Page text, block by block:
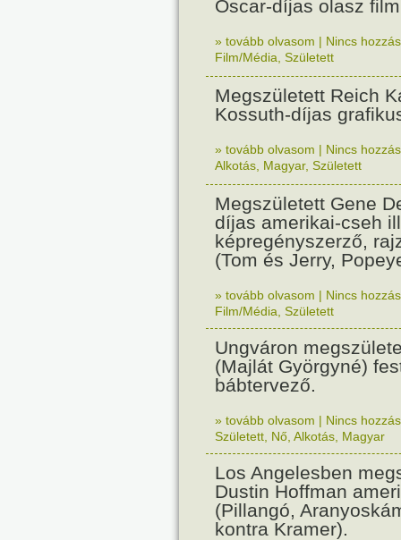
Oscar-díjas olasz
» tovább olvasom | Nincs
Film/Média Született
Megszületett Reich
Kossuth-díjas
» tovább olvasom | Nincs
Alkotás Magyar, Született
Megszületett Gene
díjas amerikai-cseh
képregényszerző,
(Tom és Jerry,
» tovább olvasom | Nincs
Film/Média Született
Ungváron
(Majlát Györgyné)
bábtervező.
» tovább olvasom | Nincs
Született Nő Alkotás Magyar
Los Angelesben
Dustin Hoffman
(Pillangó,
kontra Kramer).